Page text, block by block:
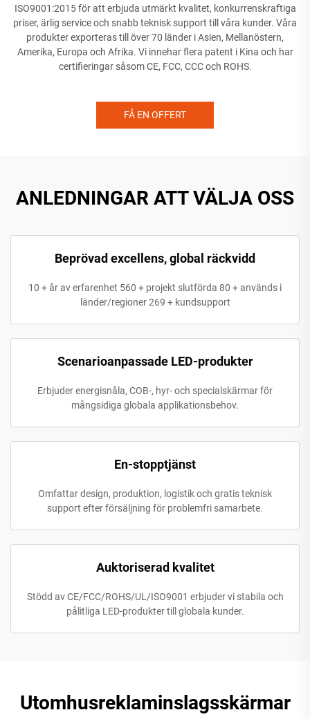
ISO9001:2015 för att erbjuda utmärkt kvalitet, konkurrenskraftiga
priser, ärlig service och snabb teknisk support till våra kunder. Våra
produkter exporteras till över 70 länder i Asien, Mellanöstern,
Amerika, Europa och Afrika. Vi innehar flera patent i Kina och har
certifieringar såsom CE, FCC, CCC och ROHS.
FÅ EN OFFERT
ANLEDNINGAR ATT VÄLJA OSS
Beprövad excellens, global räckvidd
10 + år av erfarenhet 560 + projekt slutförda 80 + används i
länder/regioner 269 + kundsupport
Scenarioanpassade LED-produkter
Erbjuder energisnåla, COB-, hyr- och specialskärmar för
mångsidiga globala applikationsbehov.
En-stopptjänst
Omfattar design, produktion, logistik och gratis teknisk
support efter försäljning för problemfri samarbete.
Auktoriserad kvalitet
Stödd av CE/FCC/ROHS/UL/ISO9001 erbjuder vi stabila och
pålitliga LED-produkter till globala kunder.
Utomhusreklaminslagsskärmar